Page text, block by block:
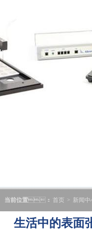
当前位置： 首页 > 新闻中
生活中的表面张